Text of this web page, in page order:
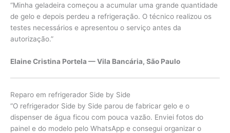
“Minha geladeira começou a acumular uma grande quantidade
de gelo e depois perdeu a refrigeração. O técnico realizou os
testes necessários e apresentou o serviço antes da
autorização.”
Elaine Cristina Portela — Vila Bancária, São Paulo
Reparo em refrigerador Side by Side
“O refrigerador Side by Side parou de fabricar gelo e o
dispenser de água ficou com pouca vazão. Enviei fotos do
painel e do modelo pelo WhatsApp e consegui organizar o